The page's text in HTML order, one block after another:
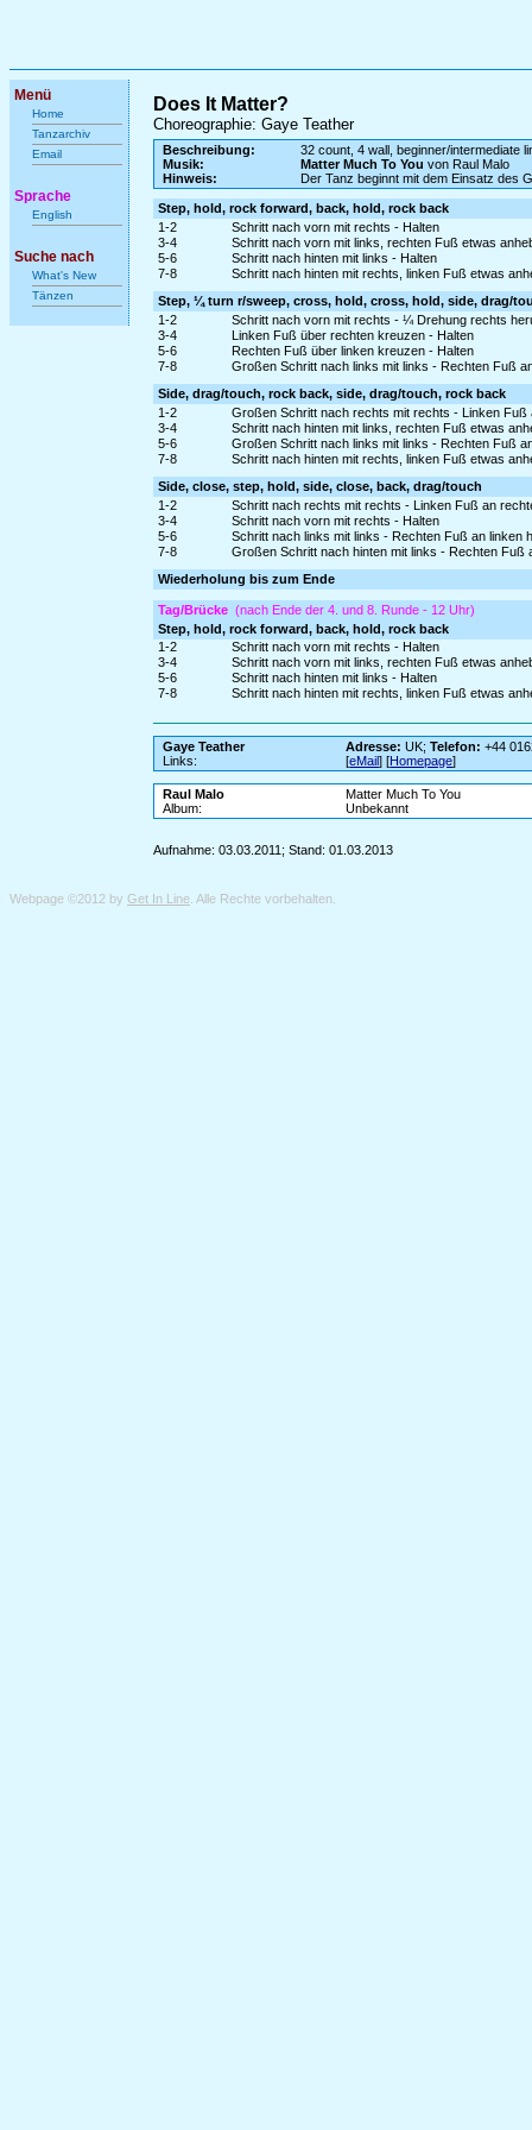
Menü
Home
Tanzarchiv
Email
Sprache
English
Suche nach
What's New
Tänzen
Does It Matter?
Choreographie: Gaye Teather
Beschreibung:
32 count, 4 wall, beginner/intermediate
Musik:
Matter Much To You von Raul Malo
Hinweis:
Der Tanz beginnt mit dem Einsatz des
Step, hold, rock forward, back, hold, rock back
1-2
Schritt nach vorn mit rechts - Halten
3-4
Schritt nach vorn mit links, rechten Fuß etwas
5-6
Schritt nach hinten mit links - Halten
7-8
Schritt nach hinten mit rechts, linken Fuß etwas
Step, ¼ turn r/sweep, cross, hold, cross, hold, side, drag/
1-2
Schritt nach vorn mit rechts - ¼ Drehung rechts
3-4
Linken Fuß über rechten kreuzen - Halten
5-6
Rechten Fuß über linken kreuzen - Halten
7-8
Großen Schritt nach links mit links - Rechten Fuß
Side, drag/touch, rock back, side, drag/touch, rock back
1-2
Großen Schritt nach rechts mit rechts - Linken
3-4
Schritt nach hinten mit links, rechten Fuß etwas
5-6
Großen Schritt nach links mit links - Rechten Fuß
7-8
Schritt nach hinten mit rechts, linken Fuß etwas
Side, close, step, hold, side, close, back, drag/touch
1-2
Schritt nach rechts mit rechts - Linken Fuß an
3-4
Schritt nach vorn mit rechts - Halten
5-6
Schritt nach links mit links - Rechten Fuß an linken
7-8
Großen Schritt nach hinten mit links - Rechten Fuß
Wiederholung bis zum Ende
Tag/Brücke (nach Ende der 4. und 8. Runde - 12 Uhr)
Step, hold, rock forward, back, hold, rock back
1-2
Schritt nach vorn mit rechts - Halten
3-4
Schritt nach vorn mit links, rechten Fuß etwas
5-6
Schritt nach hinten mit links - Halten
7-8
Schritt nach hinten mit rechts, linken Fuß etwas
Gaye Teather Adresse: UK;Telefon: +44
Links:
[eMail] [Homepage]
Raul Malo
Matter Much To You
Album:
Unbekannt
Aufnahme: 03.03.2011; Stand: 01.03.2013
Webpage ©2012 by Get In Line . Alle Rechte vorbehalten.